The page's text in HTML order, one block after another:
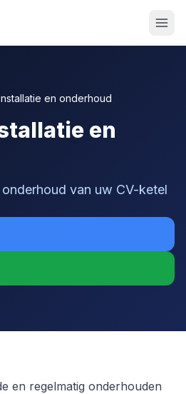
en onderhoud
en
van uw CV-ketel
en regelmatig onderhouden